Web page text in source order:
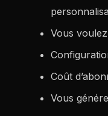
Vous
Coût
Vous